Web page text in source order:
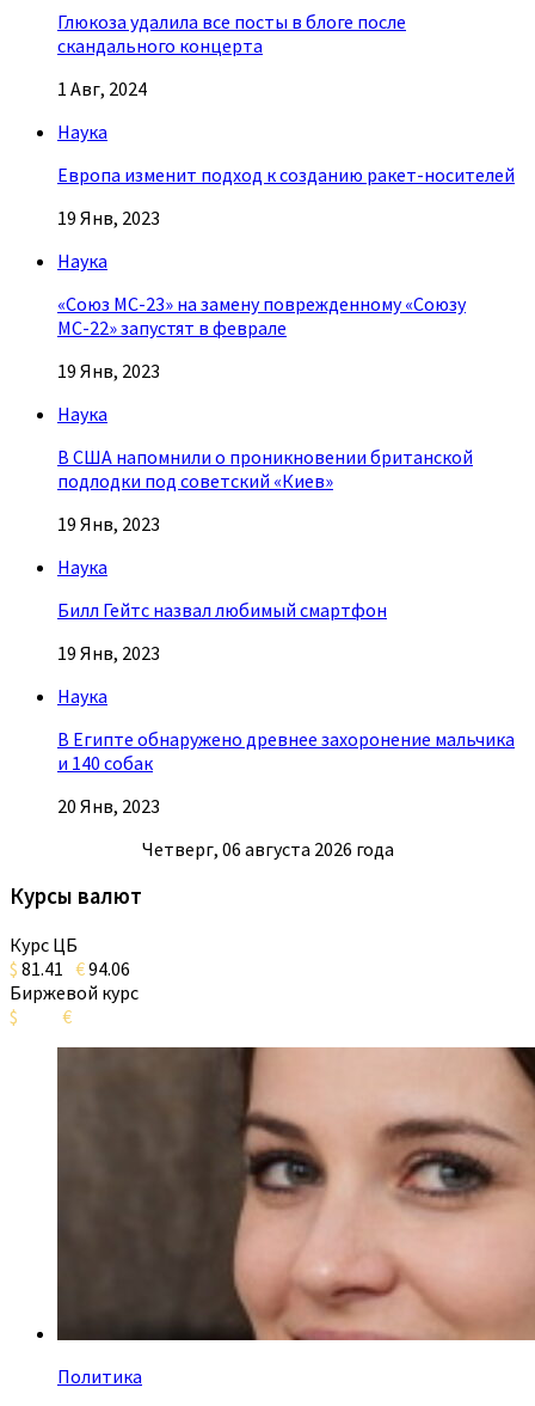
Глюкоза удалила все посты в блоге после
скандального концерта
1 Авг, 2024
Наука
Европа изменит подход к созданию ракет-носителей
19 Янв, 2023
Наука
«Союз МС-23» на замену поврежденному «Союзу
МС-22» запустят в феврале
19 Янв, 2023
Наука
В США напомнили о проникновении британской
подлодки под советский «Киев»
19 Янв, 2023
Наука
Билл Гейтс назвал любимый смартфон
19 Янв, 2023
Наука
В Египте обнаружено древнее захоронение мальчика
и 140 собак
20 Янв, 2023
Четверг, 06 августа 2026 года
Курсы валют
Курс ЦБ
$ 81.41 €94.06
Биржевой курс
$
€
Политика